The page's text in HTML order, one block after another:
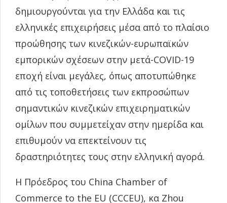
δημιουργούνται για την Ελλάδα και τις
ελληνικές επιχειρήσεις μέσα από το πλαίσιο
προώθησης των κινεζικών-ευρωπαϊκών
εμπορικών σχέσεων στην μετά-COVID-19
εποχή είναι μεγάλες, όπως αποτυπώθηκε
από τις τοποθετήσεις των εκπροσώπων
σημαντικών κινεζικών επιχειρηματικών
ομίλων που συμμετείχαν στην ημερίδα και
επιθυμούν να επεκτείνουν τις
δραστηριότητες τους στην ελληνική αγορά.
Η Πρόεδρος του China Chamber of
Commerce to the EU (CCCEU), κα Zhou